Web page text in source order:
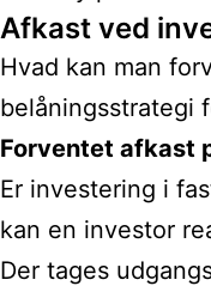
Afkast ved
Hvad kan man
belåningsstrategi
Forventet afkast
Er investering i
kan en investor
Der tages